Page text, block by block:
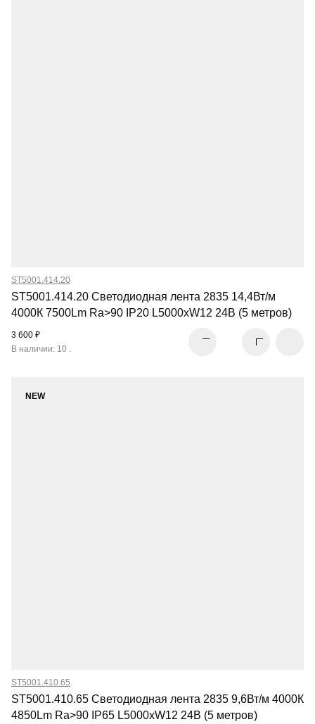
ST5001.414.20
ST5001.414.20 Светодиодная лента 2835 14,4Вт/м
4000К 7500Lm Ra>90 IP20 L5000xW12 24В (5 метров)
3 600 ₽
В наличии: 10 .
NEW
ST5001.410.65
ST5001.410.65 Светодиодная лента 2835 9,6Вт/м 4000К
4850Lm Ra>90 IP65 L5000xW12 24В (5 метров)